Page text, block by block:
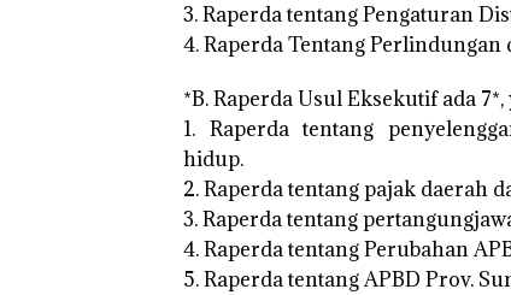
3. Raperda tentang Pengaturan
4. Raperda Tentang
*B. Raperda Usul Eksekutif ada 7*,
1. Raperda tentang
hidup.
2. Raperda tentang pajak daerah
3. Raperda tentang
4. Raperda tentang Perubahan
5. Raperda tentang APBD Prov.